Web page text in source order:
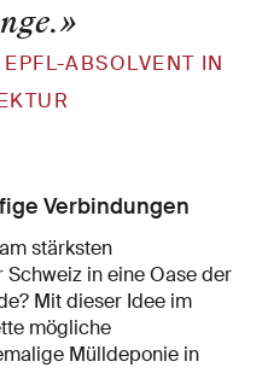
»
ABSOLVENT IN
Verbindungen
stärksten
in eine Oase der
Mit dieser Idee im
mögliche
Mülldeponie in